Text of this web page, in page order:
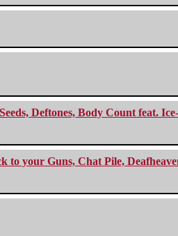
Deftones, Body Count feat.
to your Guns, Chat Pile,